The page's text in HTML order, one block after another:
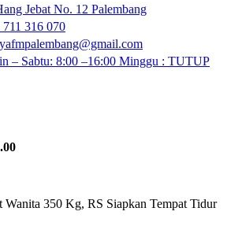
Jebat No. 12 Palembang
711 316 070
– Sabtu: 8:00 –16:00 Minggu : TUTUP
Wanita 350 Kg, RS Siapkan Tempat Tidur